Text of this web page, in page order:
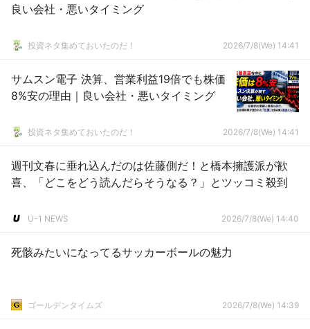
良い会社・悪いタイミング
投資ネタ集めておいたのだ！ 2026/7/8(We) 14:41
サムスン電子 決算、営業利益19倍でも株価
8%安の理由｜良い会社・悪いタイミング
投資ネタ集めておいたのだ！ 2026/7/8(We) 14:41
週刊文春に垂れ込んだのは佐藤側だ！と橋本擁護派が歓
喜、「どこをどう読んだらそうなる？」とツッコミ殺到
U-1 NEWS 2026/7/8(We) 14:40
死骸みたいになってるサッカーボールの魅力
ゴールデンタイムズ 2026/7/8(We) 14:39